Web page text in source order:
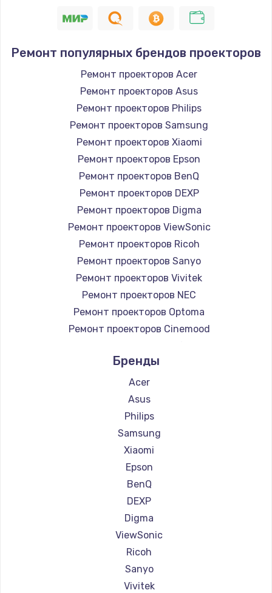
880 руб.
Программный ремонт/прошивка
390 руб.
Заказать
Замена Bluetooth/Wi-Fi модуля
800 руб.
Заказать
Замена картридера
890 руб.
Замена микросхемы NFC
1100 руб.
Заказать
Замена шим-контроллера
Заказать
Настройка Wi-Fi
1030 руб.
Заказать
Замена вебкамеры
1260 руб.
Заказать
Установка драйверов
725 руб.
Ремонт популярных брендов проекторов
Ремонт проекторов Acer
Ремонт проекторов Asus
Ремонт проекторов Philips
Ремонт проекторов Samsung
Ремонт проекторов Xiaomi
Ремонт проекторов Epson
Ремонт проекторов BenQ
Ремонт проекторов DEXP
Ремонт проекторов Digma
Ремонт проекторов ViewSonic
Ремонт проекторов Ricoh
Ремонт проекторов Sanyo
Ремонт проекторов Vivitek
Ремонт проекторов NEC
Ремонт проекторов Optoma
Ремонт проекторов Cinemood
Ремонт проекторов Barco
Ремонт проекторов Xgimi
Ремонт проекторов Canon
Ремонт проекторов JVC
Ремонт проекторов Casio
Ремонт проекторов Hiper
Ремонт проекторов HITACHI
Ремонт проекторов Panasonic
Ремонт проекторов Hisense
Бренды
Acer
Asus
Philips
Samsung
Xiaomi
Epson
BenQ
DEXP
Digma
ViewSonic
Ricoh
Sanyo
Vivitek